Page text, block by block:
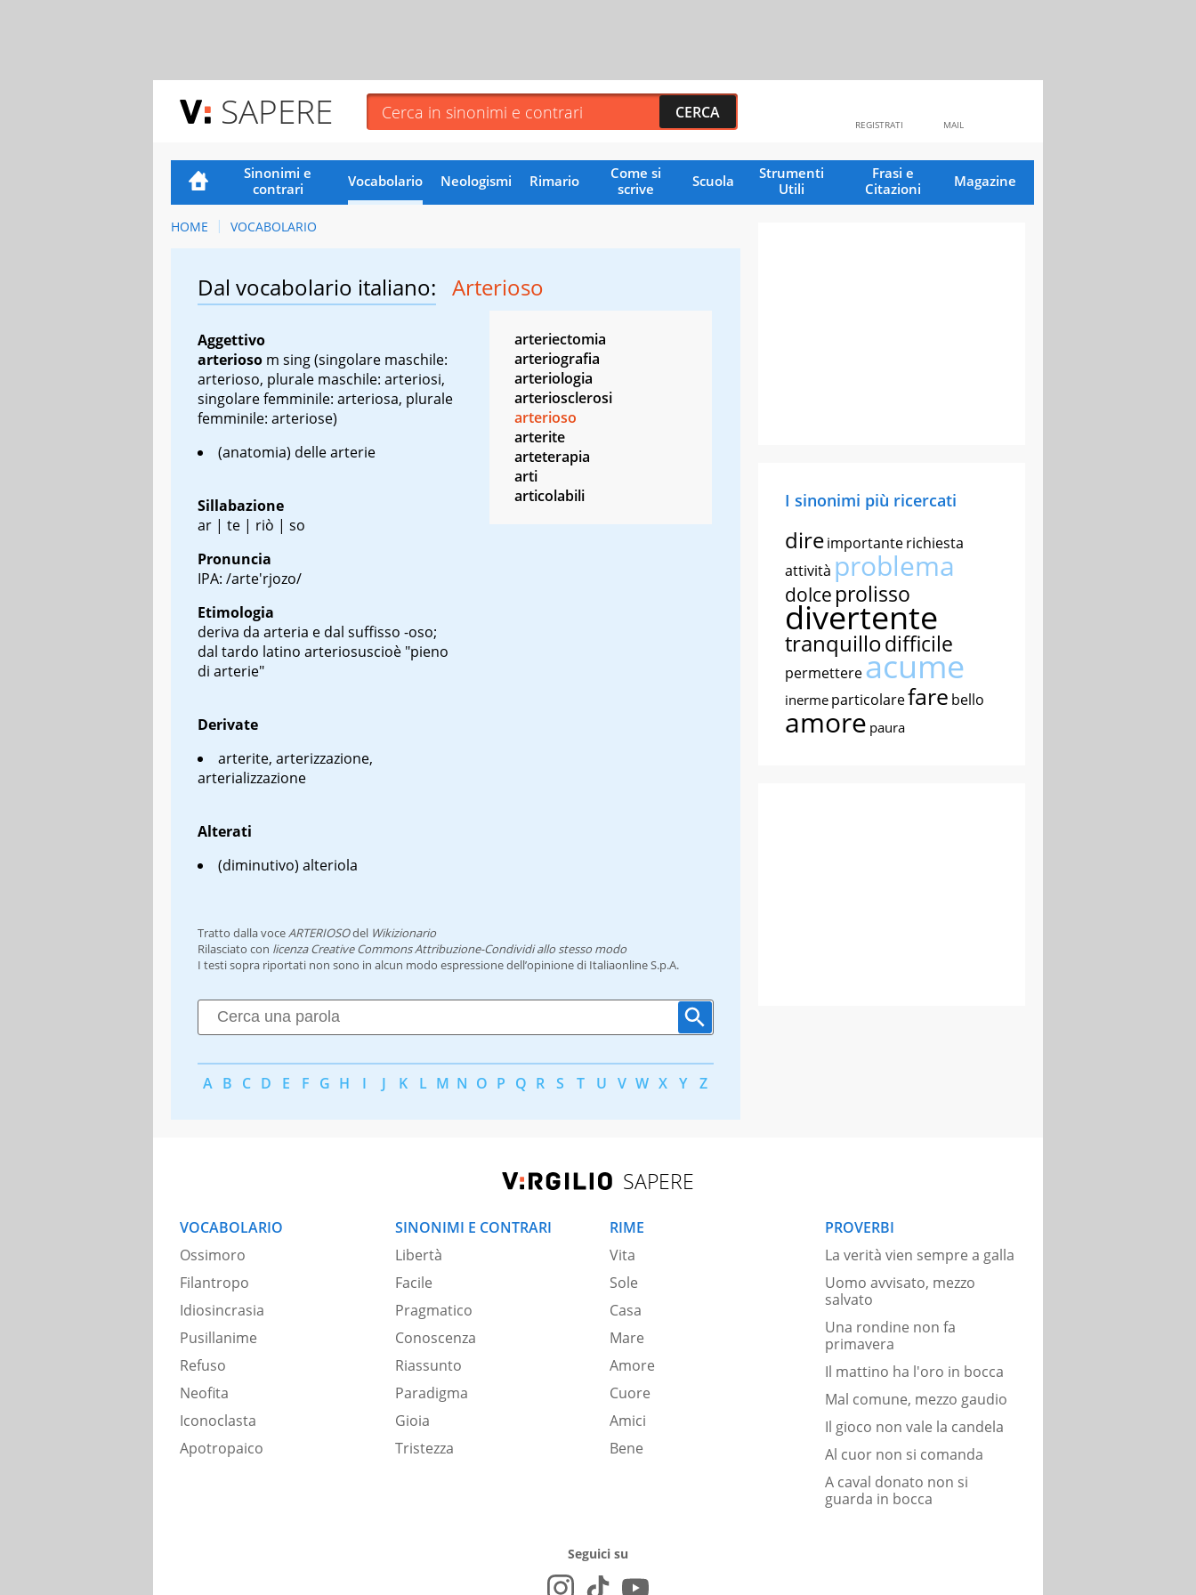
SAPERE MAIL
REGISTRATI
Sinonimi e
contrari
Vocabolario Neologismi Rimario
Come si
scrive
Scuola
Strumenti
Utili
Frasi e
Citazioni
Magazine
HOME VOCABOLARIO
Dal vocabolario italiano: Arterioso
Aggettivo
arterioso m sing(singolare maschile:
arterioso, plurale maschile: arteriosi,
singolare femminile: arteriosa, plurale
femminile: arteriose)
(anatomia) delle arterie
Sillabazione
ar | te | riò | so
Pronuncia
IPA: /arte'rjozo/
Etimologia
deriva da arteria e dal suffisso -oso;
dal tardo latino arteriosuscioè "pieno
di arterie"
Derivate
arterite, arterizzazione,
arterializzazione
Alterati
(diminutivo) alteriola
arteriectomia
arteriografia
arteriologia
arteriosclerosi
arterioso
arterite
arteterapia
arti
articolabili
Tratto dalla voce ARTERIOSOdel Wikizionario
Rilasciato con licenza Creative Commons Attribuzione-Condividi allo stesso modo
I testi sopra riportati non sono in alcun modo espressione dell’opinione di Italiaonline S.p.A.
A B C D E F G H I J K L M N O P Q R S T U V W X Y Z
I sinonimi più ricercati
direimportanterichiesta
attività problema
dolce prolisso
divertente
tranquillodifficile
permettereacume
inerme particolarefare bello
amore paura
SAPERE
VOCABOLARIO
Ossimoro
Filantropo
Idiosincrasia
Pusillanime
Refuso
Neofita
Iconoclasta
Apotropaico
SINONIMI E CONTRARI
Libertà
Facile
Pragmatico
Conoscenza
Riassunto
Paradigma
Gioia
Tristezza
RIME
Vita
Sole
Casa
Mare
Amore
Cuore
Amici
Bene
PROVERBI
La verità vien sempre a galla
Uomo avvisato, mezzo
salvato
Una rondine non fa
primavera
Il mattino ha l'oro in bocca
Mal comune, mezzo gaudio
Il gioco non vale la candela
Al cuor non si comanda
A caval donato non si
guarda in bocca
Seguici su